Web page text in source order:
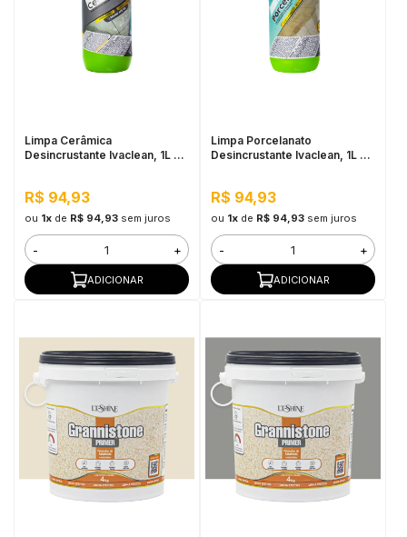
Limpa Cerâmica
Desincrustante Ivaclean, 1L -
R$ 94,93
ou 1xde R$ 94,93 sem juros
- +
ADICIONAR
Limpa Porcelanato
Desincrustante Ivaclean, 1L -
R$ 94,93
ou 1xde R$ 94,93 sem juros
- +
ADICIONAR